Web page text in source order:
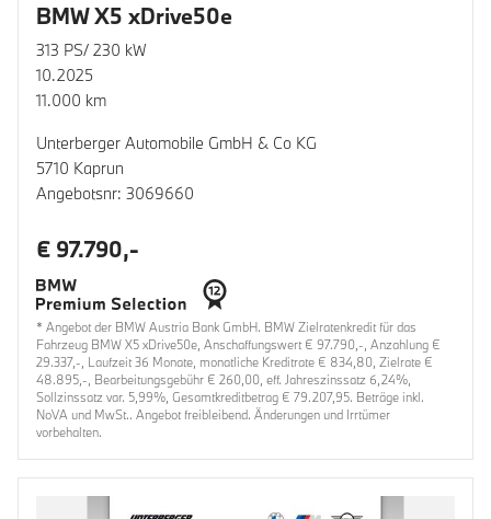
BMW X5 xDrive50e
313 PS/ 230 kW
10.2025
11.000 km
Unterberger Automobile GmbH & Co KG
5710 Kaprun
Angebotsnr: 3069660
€ 97.790,-
* Angebot der BMW Austria Bank GmbH. BMW Zielratenkredit für das
Fahrzeug BMW X5 xDrive50e, Anschaffungswert € 97.790,-, Anzahlung €
29.337,-, Laufzeit 36 Monate, monatliche Kreditrate € 834,80, Zielrate €
48.895,-, Bearbeitungsgebühr € 260,00, eff. Jahreszinssatz 6,24%,
Sollzinssatz var. 5,99%, Gesamtkreditbetrag € 79.207,95. Beträge inkl.
NoVA und MwSt.. Angebot freibleibend. Änderungen und Irrtümer
vorbehalten.